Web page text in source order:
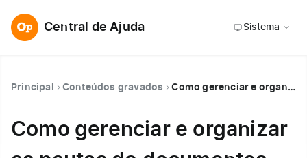
Central de Ajuda Sistema
Principal Conteúdos gravados Como gerenciar e organizar as pautas de documentos
Como gerenciar e organizar